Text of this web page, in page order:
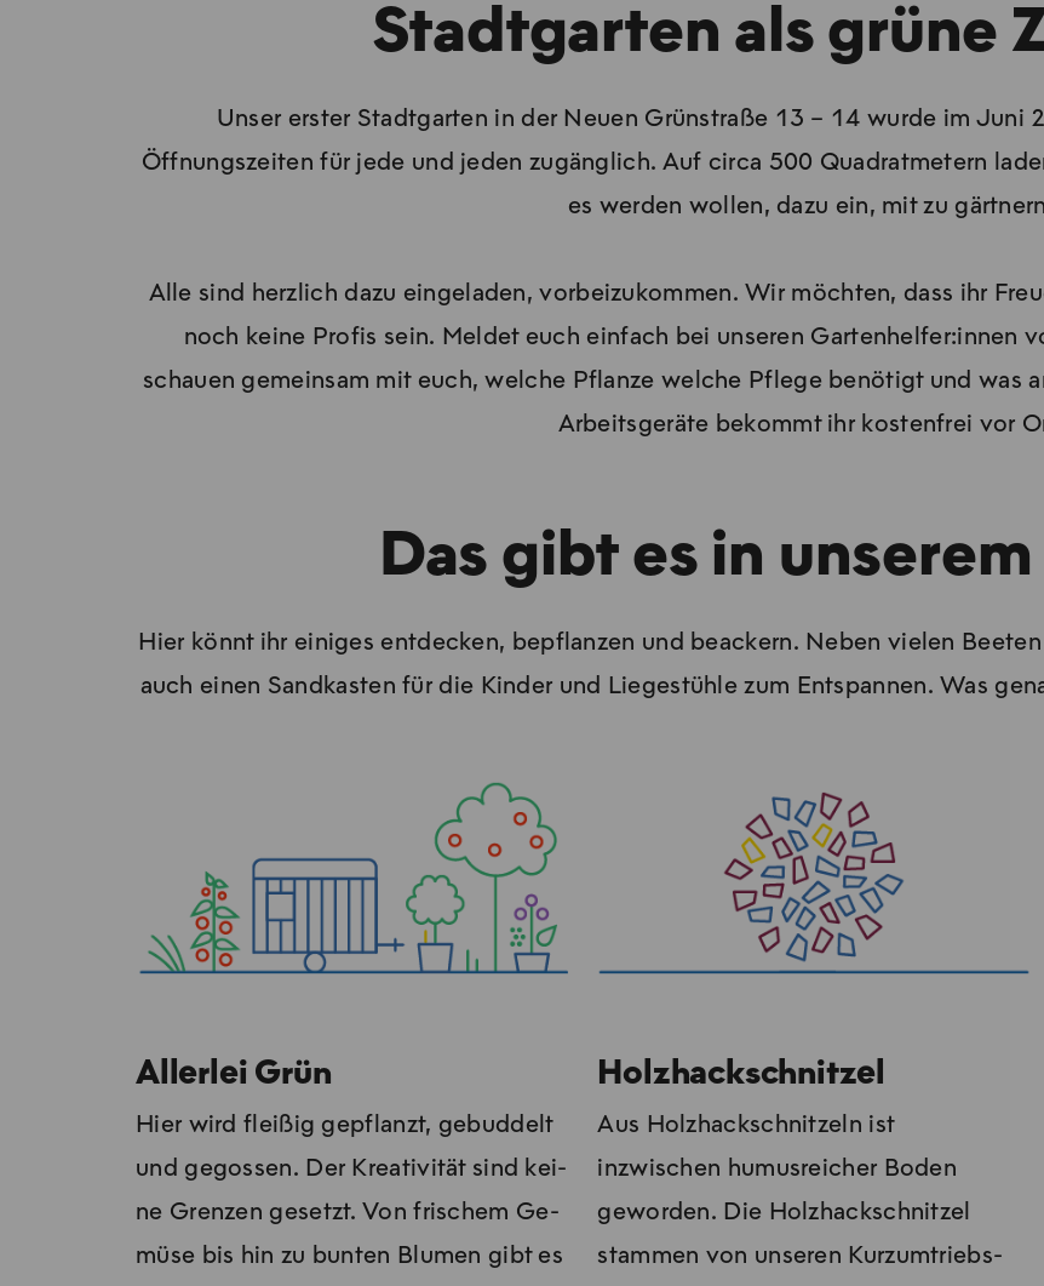
Stadtgarten als grüne
Unser erster Stadtgarten in der Neuen Grünstraße 13 – 14 wurde im Juni
Öffnungszeiten für jede und jeden zugänglich. Auf circa 500 Quadratmetern
es werden wollen, dazu ein, mit zu
Alle sind herzlich dazu eingeladen, vorbeizukommen. Wir möchten, dass ihr
noch keine Profis sein. Meldet euch einfach bei unseren Gartenhelfer:innen
schauen gemeinsam mit euch, welche Pflanze welche Pflege benötigt und was
Arbeitsgeräte bekommt ihr kostenfrei vor
Das gibt es in
Hier könnt ihr einiges ent­de­cken, be­pflan­zen und be­ackern. Neben vielen
auch einen Sandkasten für die Kinder und Liegestühle zum Entspannen. Was
Allerlei Grün
Hier wird flei­ßig ge­pflanzt, ge­bud­delt
und ge­gos­sen. Der Krea­ti­vi­tät sind kei­
ne Gren­zen ge­setzt. Von fri­schem Ge­
mü­se bis hin zu bun­ten Blu­men gibt es
Holzhackschnitzel
Aus Holzhackschnitzeln ist
inzwischen humusreicher Boden
geworden. Die Holzhackschnitzel
stam­men von un­se­ren Kur­zum­triebs­